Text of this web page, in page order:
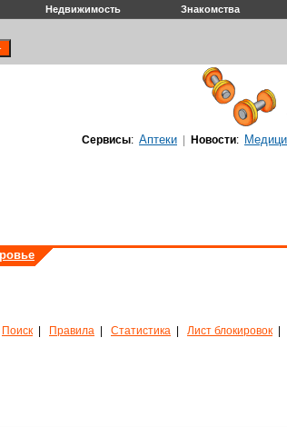
Недвижимость Знакомства
Сервисы: Аптеки Новости:
Поиск Правила Статистика Лист блокировок